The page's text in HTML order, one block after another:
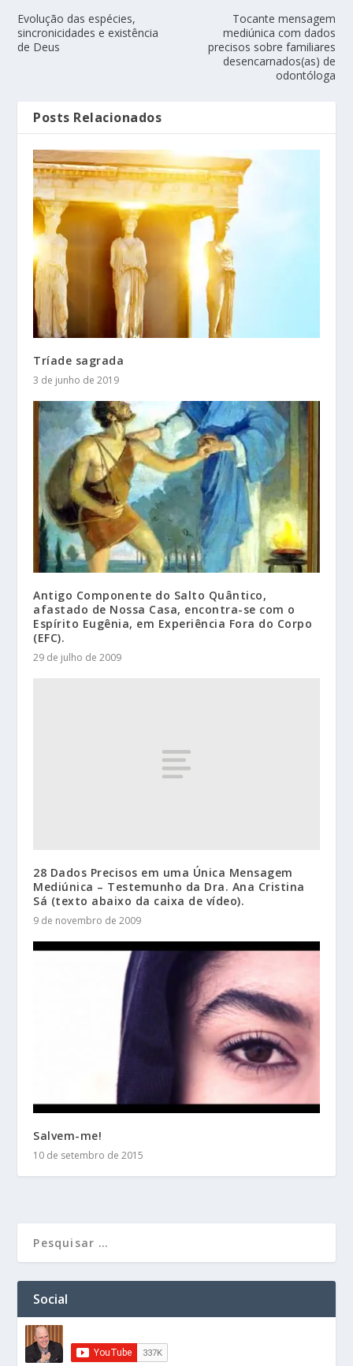
Evolução das espécies,
sincronicidades e existência
de Deus
Tocante mensagem
mediúnica com dados
precisos sobre familiares
desencarnados(as) de
odontóloga
Posts Relacionados
Tríade sagrada
3 de junho de 2019
Antigo Componente do Salto Quântico,
afastado de Nossa Casa, encontra-se com o
Espírito Eugênia, em Experiência Fora do Corpo
(EFC).
29 de julho de 2009
28 Dados Precisos em uma Única Mensagem
Mediúnica – Testemunho da Dra. Ana Cristina
Sá (texto abaixo da caixa de vídeo).
9 de novembro de 2009
Salvem-me!
10 de setembro de 2015
Social